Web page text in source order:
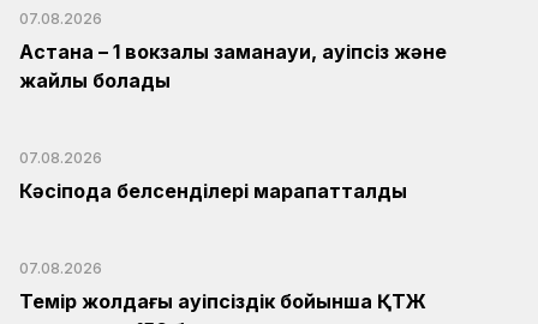
07.08.2026
Астана – 1 вокзалы заманауи, қауіпсіз және
жайлы болады
07.08.2026
Кәсіподақ белсенділері марапатталды
07.08.2026
Темір жолдағы қауіпсіздік бойынша ҚТЖ